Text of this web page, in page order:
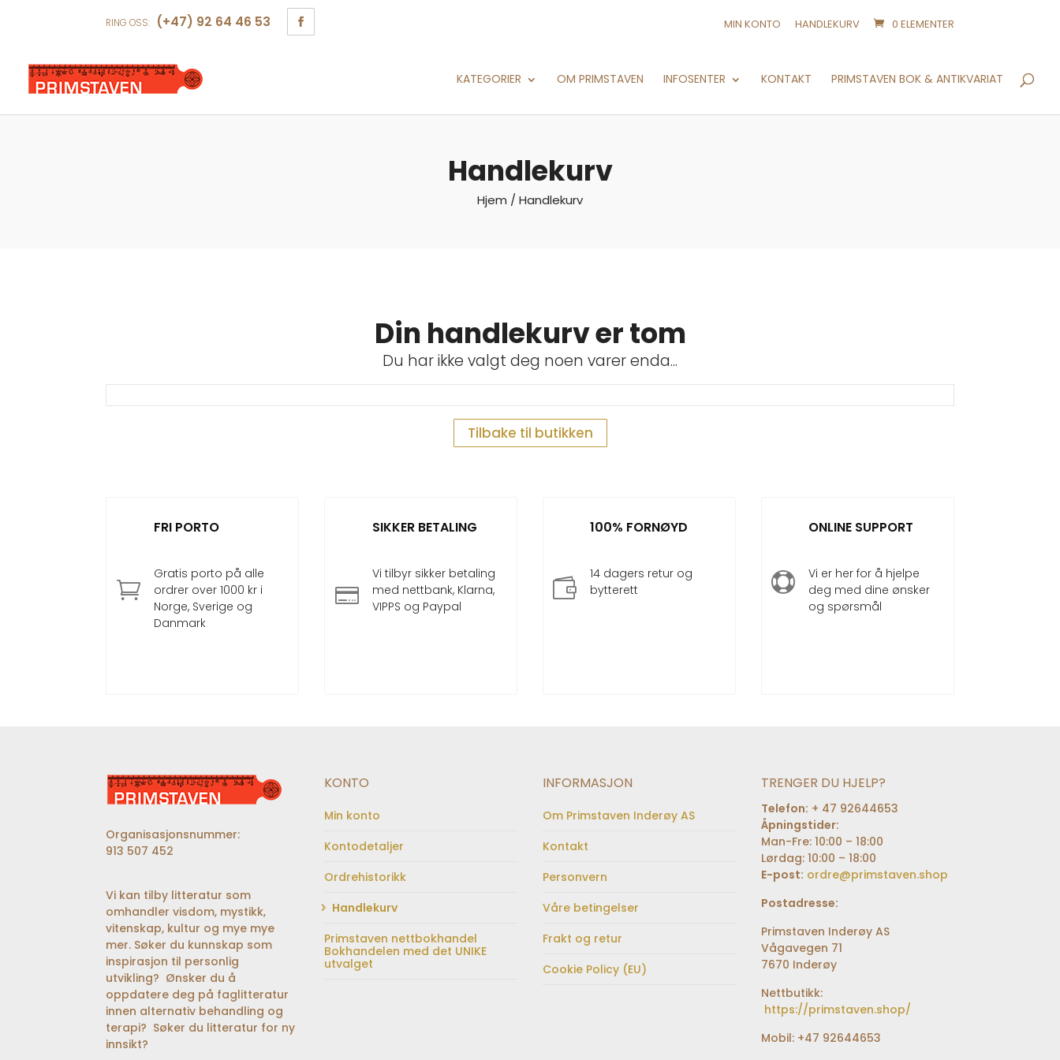
RING OSS: (+47) 92 64 46 53 MIN KONTO HANDLEKURV 0 ELEMENTER
KATEGORIER OM PRIMSTAVEN INFOSENTER KONTAKT PRIMSTAVEN BOK & ANTIKVARIAT
Handlekurv
Hjem / Handlekurv
Din handlekurv er tom
Du har ikke valgt deg noen varer enda...
Tilbake til butikken

FRI PORTO
Gratis porto på alle
ordrer over 1000 kr i
Norge, Sverige og
Danmark

SIKKER BETALING
Vi tilbyr sikker betaling
med nettbank, Klarna,
VIPPS og Paypal

100% FORNØYD
14 dagers retur og
bytterett

ONLINE SUPPORT
Vi er her for å hjelpe
deg med dine ønsker
og spørsmål
Organisasjonsnummer:
913 507 452
Vi kan tilby litteratur som
omhandler visdom, mystikk,
vitenskap, kultur og mye mye
mer. Søker du kunnskap som
inspirasjon til personlig
utvikling? Ønsker du å
oppdatere deg på faglitteratur
innen alternativ behandling og
terapi? Søker du litteratur for ny
innsikt?
KONTO
Min konto
Kontodetaljer
Ordrehistorikk
Handlekurv
Primstaven nettbokhandel
Bokhandelen med det UNIKE
utvalget
INFORMASJON
Om Primstaven Inderøy AS
Kontakt
Personvern
Våre betingelser
Frakt og retur
Cookie Policy (EU)
TRENGER DU HJELP?
Telefon: + 47 92644653
Åpningstider:
Man-Fre: 10:00 – 18:00
Lørdag: 10:00 – 18:00
E-post: ordre@primstaven.shop
Postadresse:
Primstaven Inderøy AS
Vågavegen 71
7670 Inderøy
Nettbutikk:
https://primstaven.shop/
Mobil: +47 92644653